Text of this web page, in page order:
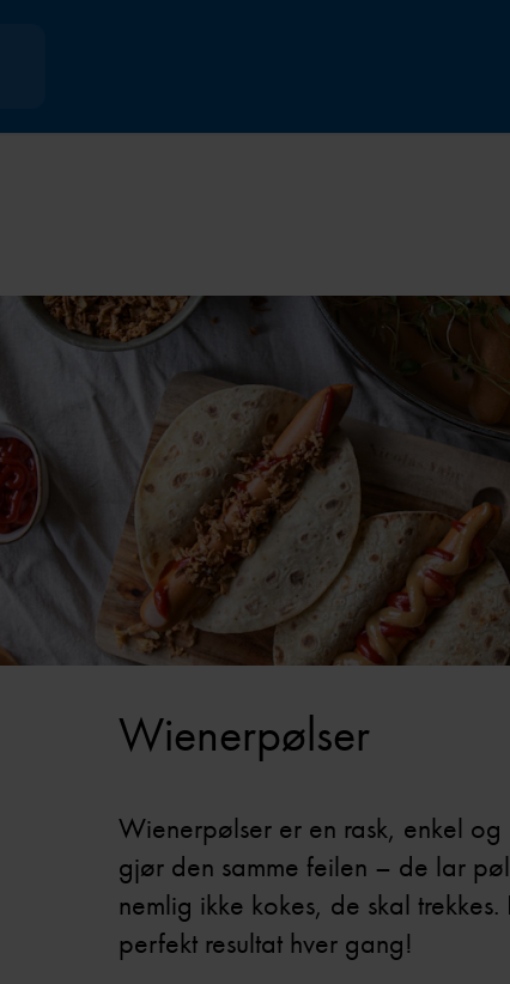
Wienerpølser
Wienerpølser er en rask, enkel
gjør den samme feilen – de lar
nemlig ikke kokes, de skal
perfekt resultat hver gang!